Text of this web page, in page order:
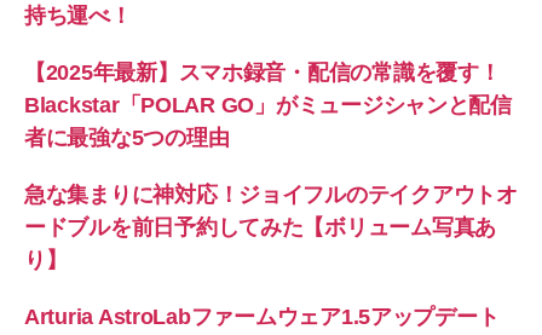
持ち運べ！
【2025年最新】スマホ録音・配信の常識を覆す！
Blackstar「POLAR GO」がミュージシャンと配信
者に最強な5つの理由
急な集まりに神対応！ジョイフルのテイクアウトオ
ードブルを前日予約してみた【ボリューム写真あ
り】
Arturia AstroLabファームウェア1.5アップデート